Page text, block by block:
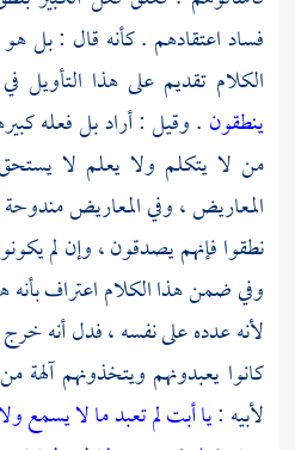
فساد اعتقادهم . كأنه قال : بل
الكلام تقديم على هذا التأويل
ينطقون . وقيل : أراد بل فعله
من لا يتكلم ولا يعلم لا
المعاريض ، وفي المعاريض
نطقوا فإنهم يصدقون ، وإن لم
وفي ضمن هذا الكلام اعتراف
لأنه عدده على نفسه ، فدل أنه
كانوا يعبدونهم ويتخذونهم آلهة
لأبيه :يا أبت لم تعبد ما لا يسمع